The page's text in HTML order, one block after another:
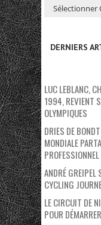
DERNIERS
LUC LEBLANC,
1994, REVIENT
OLYMPIQUES
DRIES DE
MONDIALE
PROFESSIONNEL
ANDRÉ
CYCLING
LE CIRCUIT DE
POUR